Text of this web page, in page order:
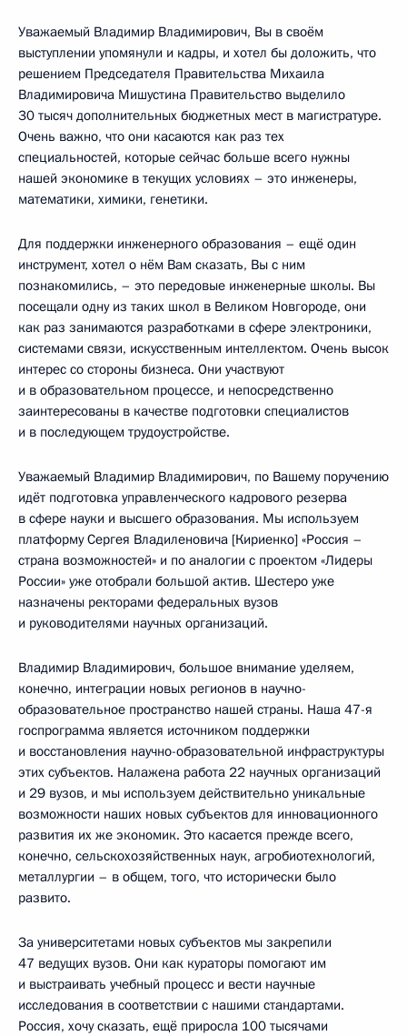
Уважаемый Владимир Владимирович, Вы в своём
выступлении упомянули и кадры, и хотел бы доложить, что
решением Председателя Правительства Михаила
Владимировича Мишустина Правительство выделило
30 тысяч дополнительных бюджетных мест в магистратуре.
Очень важно, что они касаются как раз тех
специальностей, которые сейчас больше всего нужны
нашей экономике в текущих условиях – это инженеры,
математики, химики, генетики.
Для поддержки инженерного образования – ещё один
инструмент, хотел о нём Вам сказать, Вы с ним
познакомились, – это передовые инженерные школы. Вы
посещали одну из таких школ в Великом Новгороде, они
как раз занимаются разработками в сфере электроники,
системами связи, искусственным интеллектом. Очень высок
интерес со стороны бизнеса. Они участвуют
и в образовательном процессе, и непосредственно
заинтересованы в качестве подготовки специалистов
и в последующем трудоустройстве.
Уважаемый Владимир Владимирович, по Вашему поручению
идёт подготовка управленческого кадрового резерва
в сфере науки и высшего образования. Мы используем
платформу Сергея Владиленовича [Кириенко] «Россия –
страна возможностей» и по аналогии с проектом «Лидеры
России» уже отобрали большой актив. Шестеро уже
назначены ректорами федеральных вузов
и руководителями научных организаций.
Владимир Владимирович, большое внимание уделяем,
конечно, интеграции новых регионов в научно-
образовательное пространство нашей страны. Наша 47-я
госпрограмма является источником поддержки
и восстановления научно-образовательной инфраструктуры
этих субъектов. Налажена работа 22 научных организаций
и 29 вузов, и мы используем действительно уникальные
возможности наших новых субъектов для инновационного
развития их же экономик. Это касается прежде всего,
конечно, сельскохозяйственных наук, агробиотехнологий,
металлургии – в общем, того, что исторически было
развито.
За университетами новых субъектов мы закрепили
47 ведущих вузов. Они как кураторы помогают им
и выстраивать учебный процесс и вести научные
исследования в соответствии с нашими стандартами.
Россия, хочу сказать, ещё приросла 100 тысячами